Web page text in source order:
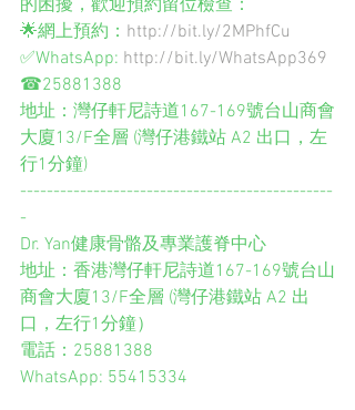
的困擾，歡迎預約留位檢查：
🌟網上預約： http://bit.ly/2MPhfCu
✅WhatsApp: http://bit.ly/WhatsApp369
☎25881388
地址：灣仔軒尼詩道167-169號台山商會
大廈13/F全層 (灣仔港鐵站 A2 出口，左
行1分鐘)
-----------------------------------------------
-
Dr. Yan健康骨骼及專業護脊中心
地址：香港灣仔軒尼詩道167-169號台山
商會大廈13/F全層 (灣仔港鐵站 A2 出
口，左行1分鐘）
電話：25881388
WhatsApp: 55415334